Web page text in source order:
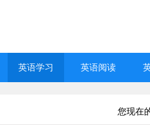
英语学习 英语阅读
您现在